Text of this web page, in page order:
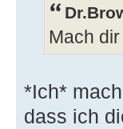
Mach
*Ich*
dass ich